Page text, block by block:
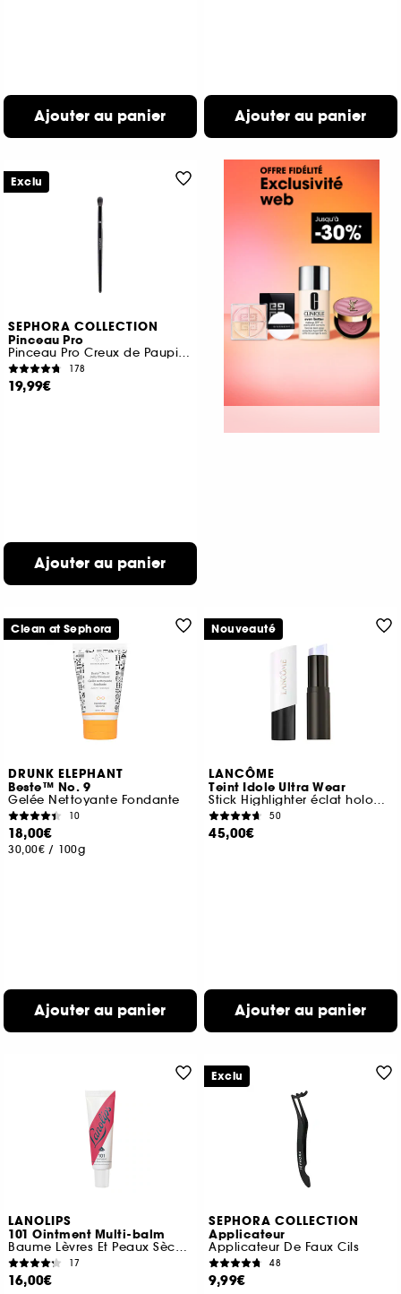
Ajouter au panier Ajouter au panier
SEPHORA COLLECTION
Pinceau Pro
Pinceau Pro Creux de Paupière #26
178
19,99€
Ajouter au panier
Exclu
DRUNK ELEPHANT
Beste™ No. 9
Gelée Nettoyante Fondante
10
18,00€
30,00€ / 100g
Ajouter au panier
Clean at Sephora
LANCÔME
Teint Idole Ultra Wear
Stick Highlighter éclat holographique 24h de tenue
50
45,00€
Ajouter au panier
Nouveauté
LANOLIPS
101 Ointment Multi-balm
Baume Lèvres Et Peaux Sèches Pastèque
17
16,00€
SEPHORA COLLECTION
Applicateur
Applicateur De Faux Cils
48
9,99€
Exclu